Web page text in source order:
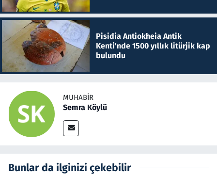
Pisidia Antiokheia Antik
Kenti'nde 1500 yıllık litürjik kap
bulundu
MUHABIR
Semra Köylü
Bunlar da ilginizi çekebilir